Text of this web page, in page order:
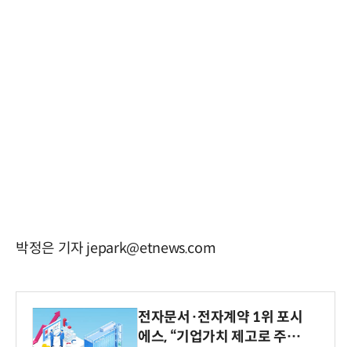
박정은 기자 jepark@etnews.com
전자문서·전자계약 1위 포시
에스, “기업가치 제고로 주주